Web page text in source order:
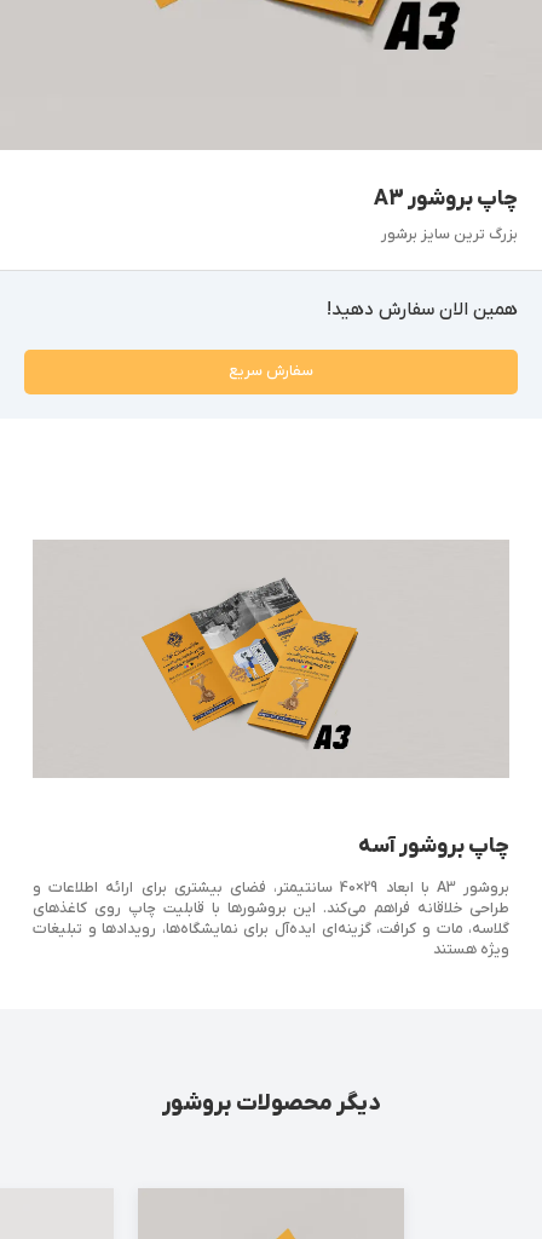
چاپ بروشور A3
بزرگ ترین سایز برشور
همین الان سفارش دهید!
سفارش سریع
چاپ بروشور آسه
بروشور A3 با ابعاد 29×40 سانتیمتر، فضای بیشتری برای ارائه اطلاعات و
طراحی خلاقانه فراهم می‌کند. این بروشورها با قابلیت چاپ روی کاغذهای
گلاسه، مات و کرافت، گزینه‌ای ایده‌آل برای نمایشگاه‌ها، رویدادها و تبلیغات
ویژه هستند
دیگر محصولات بروشور